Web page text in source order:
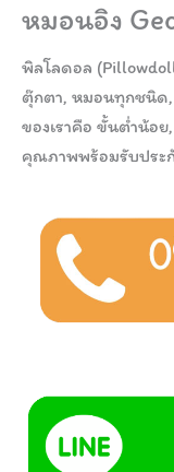
หมอนอิง
พิลโลดอล
ตุ๊กตา, หมอนทุกชนิด,
ของเราคือ ขั้นต่ำน้อย
คุณภาพพร้อมรับประ